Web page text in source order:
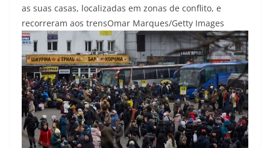
as suas casas, localizadas em zonas de conflito, e
recorreram aos trensOmar Marques/Getty Images